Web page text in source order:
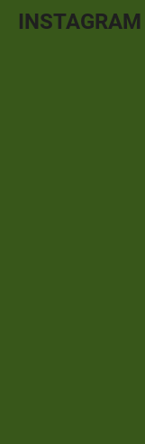
INSTAGRAM